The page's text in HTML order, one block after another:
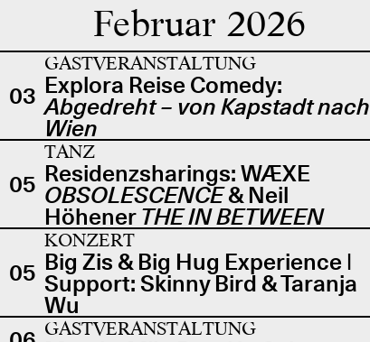
Februar 2026
03
GASTVERANSTALTUNG
Explora Reise Comedy:
Abgedreht – von Kapstadt nach
Wien
05
TANZ
Residenzsharings: WÆXE
OBSOLESCENCE& Neil
Höhener THE IN BETWEEN
05
KONZERT
Big Zis & Big Hug Experience |
Support: Skinny Bird & Taranja
Wu
GASTVERANSTALTUNG